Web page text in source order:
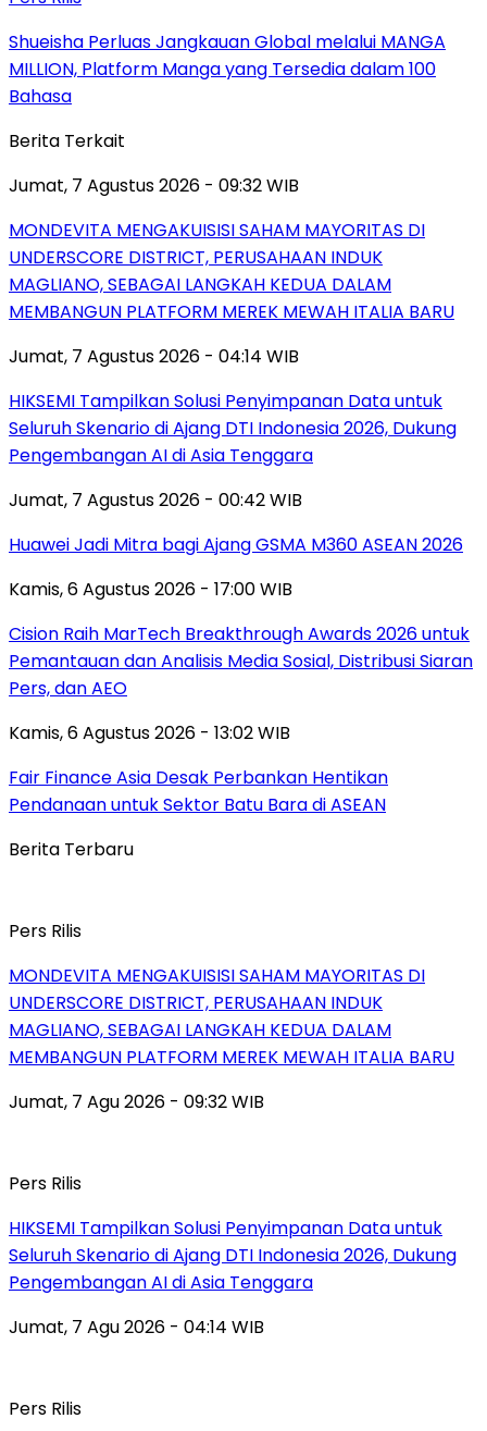
Shueisha Perluas Jangkauan Global melalui MANGA
MILLION, Platform Manga yang Tersedia dalam 100
Bahasa
Berita Terkait
Jumat, 7 Agustus 2026 - 09:32 WIB
MONDEVITA MENGAKUISISI SAHAM MAYORITAS DI
UNDERSCORE DISTRICT, PERUSAHAAN INDUK
MAGLIANO, SEBAGAI LANGKAH KEDUA DALAM
MEMBANGUN PLATFORM MEREK MEWAH ITALIA BARU
Jumat, 7 Agustus 2026 - 04:14 WIB
HIKSEMI Tampilkan Solusi Penyimpanan Data untuk
Seluruh Skenario di Ajang DTI Indonesia 2026, Dukung
Pengembangan AI di Asia Tenggara
Jumat, 7 Agustus 2026 - 00:42 WIB
Huawei Jadi Mitra bagi Ajang GSMA M360 ASEAN 2026
Kamis, 6 Agustus 2026 - 17:00 WIB
Cision Raih MarTech Breakthrough Awards 2026 untuk
Pemantauan dan Analisis Media Sosial, Distribusi Siaran
Pers, dan AEO
Kamis, 6 Agustus 2026 - 13:02 WIB
Fair Finance Asia Desak Perbankan Hentikan
Pendanaan untuk Sektor Batu Bara di ASEAN
Berita Terbaru
Pers Rilis
MONDEVITA MENGAKUISISI SAHAM MAYORITAS DI
UNDERSCORE DISTRICT, PERUSAHAAN INDUK
MAGLIANO, SEBAGAI LANGKAH KEDUA DALAM
MEMBANGUN PLATFORM MEREK MEWAH ITALIA BARU
Jumat, 7 Agu 2026 - 09:32 WIB
Pers Rilis
HIKSEMI Tampilkan Solusi Penyimpanan Data untuk
Seluruh Skenario di Ajang DTI Indonesia 2026, Dukung
Pengembangan AI di Asia Tenggara
Jumat, 7 Agu 2026 - 04:14 WIB
Pers Rilis